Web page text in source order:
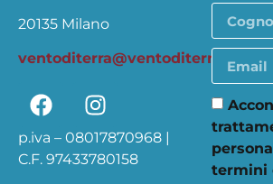
20135 Milano
ventoditerra@ventoditerra.org
p.iva – 08017870968 |
C.F. 97433780158
termini